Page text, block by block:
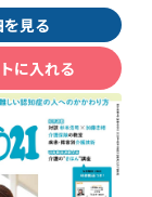
見る
に入れる